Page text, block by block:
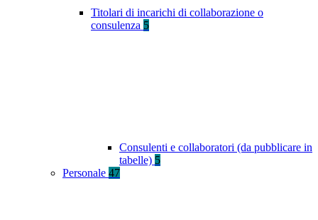
Titolari di incarichi di collaborazione o
consulenza 5
Consulenti e collaboratori (da pubblicare in
tabelle) 5
Personale 47